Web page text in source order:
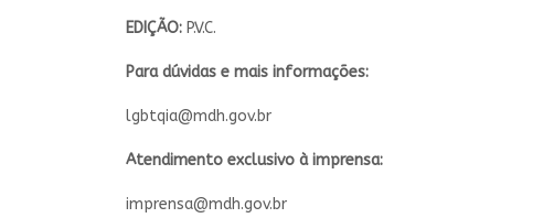
EDIÇÃO: P.V.C.
Para dúvidas e mais informações:
lgbtqia@mdh.gov.br
Atendimento exclusivo à imprensa:
imprensa@mdh.gov.br